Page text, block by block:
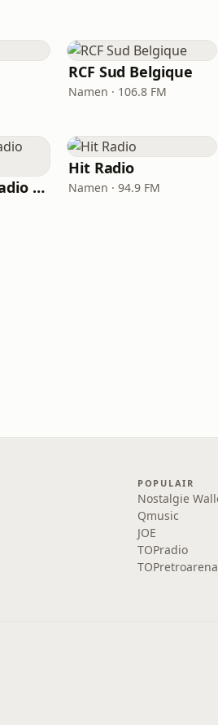
RCF Sud Belgique
Namen · 106.8 FM
Equinoxe la Radio Découverte
Hit Radio
Namen · 94.9 FM
POPULAIR
Nostalgie
Qmusic
JOE
TOPradio
TOPretroarena